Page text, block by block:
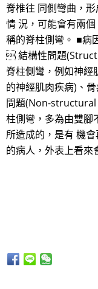
脊椎往 同側彎曲，
情 況，可能會有兩
稱的脊柱側彎。 ■病
 結構性問題
脊柱側彎，例如神經
的神經肌肉疾病)、
問題(Non-structural
柱側彎，多為由雙腳
所造成的，是有 機
的病人，外表上看來